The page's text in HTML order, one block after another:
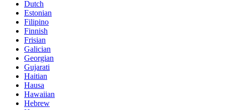
Dutch
Estonian
Filipino
Finnish
Frisian
Galician
Georgian
Gujarati
Haitian
Hausa
Hawaiian
Hebrew